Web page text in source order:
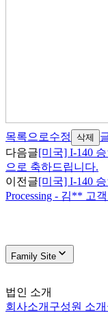
목록으로수정 삭제
다음글[미국] I-140
으로 축하드립니다.
이전글[미국] I-140
Processing - 김** 고
Family Site
법인 소개
회사소개 구성원 소개